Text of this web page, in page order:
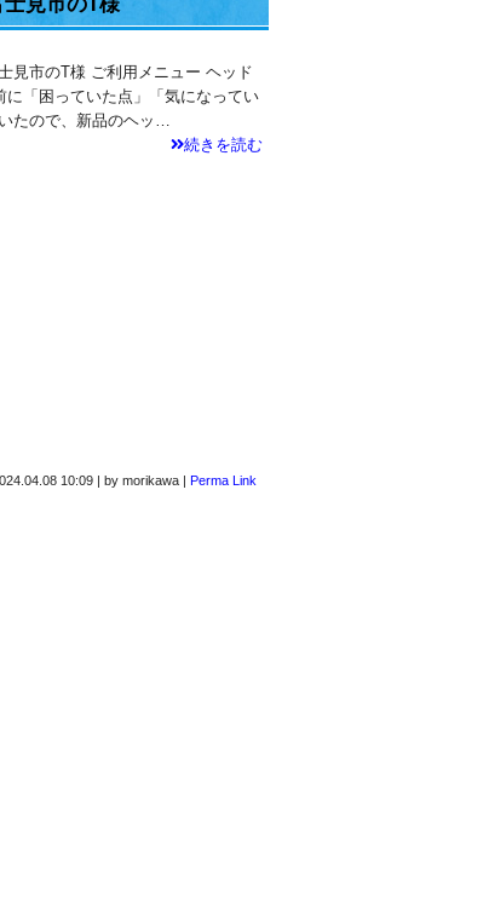
見市のT様 ご利用メニュー ヘッド
「困っていた点」「気になってい
たので、新品のヘッ…
続きを読む
10:09| by morikawa| Perma Link